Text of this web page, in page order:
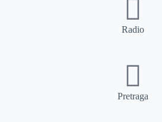
Radio
Pretraga